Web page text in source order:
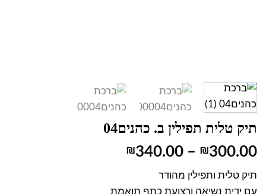
תיק טלית תפילין ב. כהנים04
₪300.00
–
₪340.00
תיק טלית ותפילין מהודר
עם ידית נשיאה ורצועת כתף תואמת